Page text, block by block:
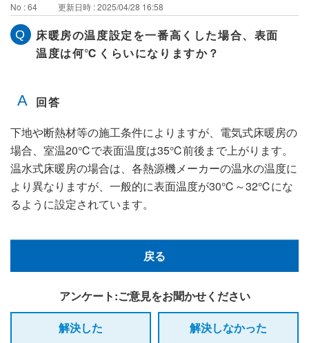
No : 64 更新日時 : 2025/04/28 16:58
床暖房の温度設定を一番高くした場合、表面
温度は何℃くらいになりますか？
下地や断熱材等の施工条件によりますが、電気式床暖房の
場合、室温20℃で表面温度は35℃前後まで上がります。
温水式床暖房の場合は、各熱源機メーカーの温水の温度に
より異なりますが、一般的に表面温度が30℃～32℃にな
るように設定されています。
戻る
アンケート:ご意見をお聞かせください
解決した
解決しなかった